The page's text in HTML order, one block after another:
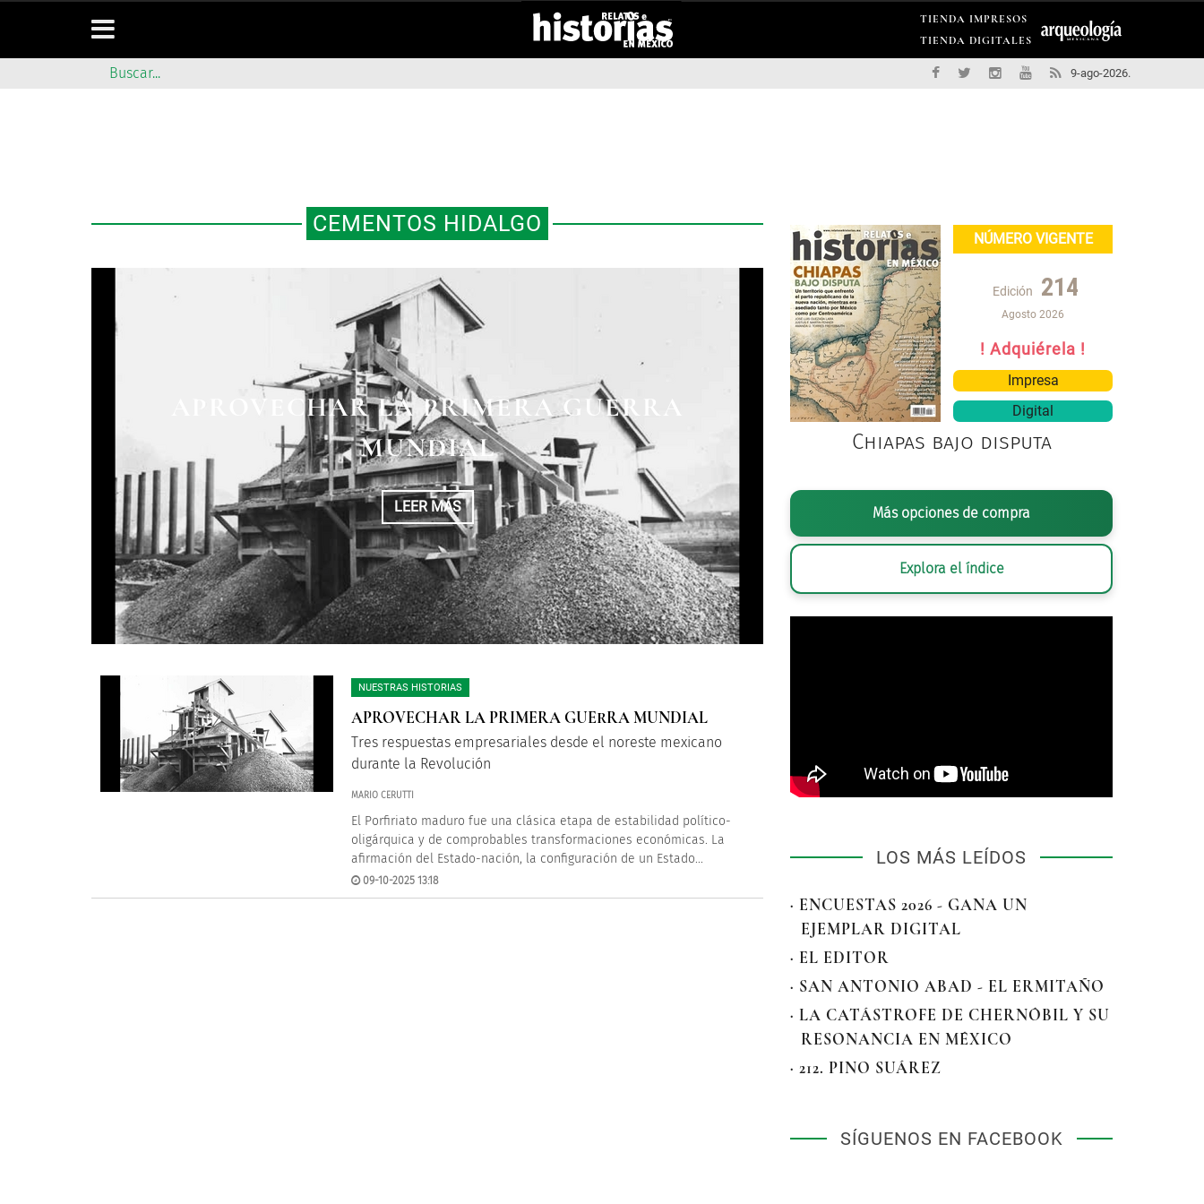
TIENDA IMPRESOS
TIENDA DIGITALES
9-ago-2026.
CEMENTOS HIDALGO
APROVECHAR LA PRIMERA GUERRA
MUNDIAL
LEER MÁS
NUESTRAS HISTORIAS
APROVECHAR LA PRIMERA GUERRA MUNDIAL
Tres respuestas empresariales desde el noreste mexicano
durante la Revolución
MARIO CERUTTI
El Porfiriato maduro fue una clásica etapa de estabilidad político-
oligárquica y de comprobables transformaciones económicas. La
afirmación del Estado-nación, la configuración de un Estado...
09-10-2025 13:18
NÚMERO VIGENTE
Edición 214
Agosto 2026
! Adquiérela !
Impresa
Digital
Chiapas bajo disputa
Más opciones de compra
Explora el índice
LOS MÁS LEÍDOS
· ENCUESTAS 2026 - GANA UN
EJEMPLAR DIGITAL
· EL EDITOR
· SAN ANTONIO ABAD - EL ERMITAÑO
· LA CATÁSTROFE DE CHERNÓBIL Y SU
RESONANCIA EN MÉXICO
· 212. PINO SUÁREZ
SÍGUENOS EN FACEBOOK